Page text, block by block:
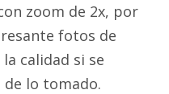
zoom de 2x, por
fotos de
calidad si se
lo tomado.